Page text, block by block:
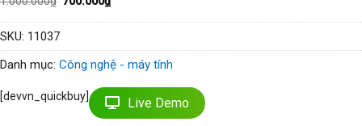
là:
hiện
tại
SKU: 11037
Danh mục: Công nghệ - máy tính
[devvn_quickbuy] Live Demo